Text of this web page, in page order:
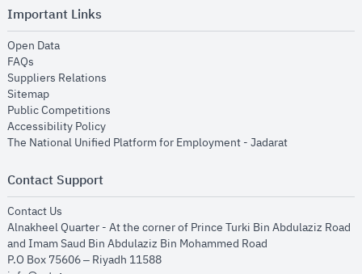
Important Links
Open Dataopens in new window
FAQs
Suppliers Relations
Sitemapopens in new window
Public Competitions
Accessibility Policyopens in new window
The National Unified Platform for Employment - Jadaratopens in new
Contact Support
Contact Us
Alnakheel Quarter - At the corner of Prince Turki Bin Abdulaziz Road
and Imam Saud Bin Abdulaziz Bin Mohammed Road​
P.O Box 75606 – Riyadh 11588